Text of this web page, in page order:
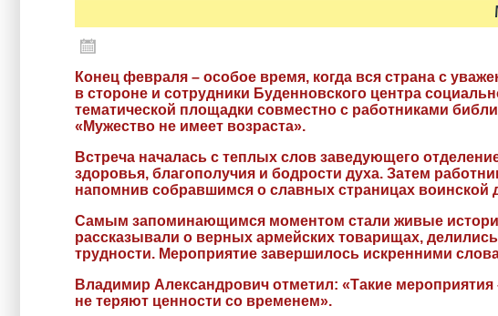
Конец февраля – особое время, когда вся страна с
в стороне и сотрудники Буденновского центра
тематической площадки совместно с работниками
«Мужество не имеет возраста».
Встреча началась с теплых слов заведующего
здоровья, благополучия и бодрости духа. Затем
напомнив собравшимся о славных страницах воинской
Самым запоминающимся моментом стали живые
рассказывали о верных армейских товарищах,
трудности. Мероприятие завершилось искренними
Владимир Александрович отметил: «Такие
не теряют ценности со временем».